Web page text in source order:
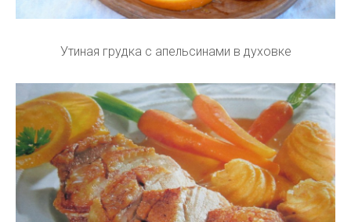
Утиная грудка с апельсинами в духовке